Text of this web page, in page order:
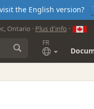
the English version?
Ontario · Plus d'info ·
FR